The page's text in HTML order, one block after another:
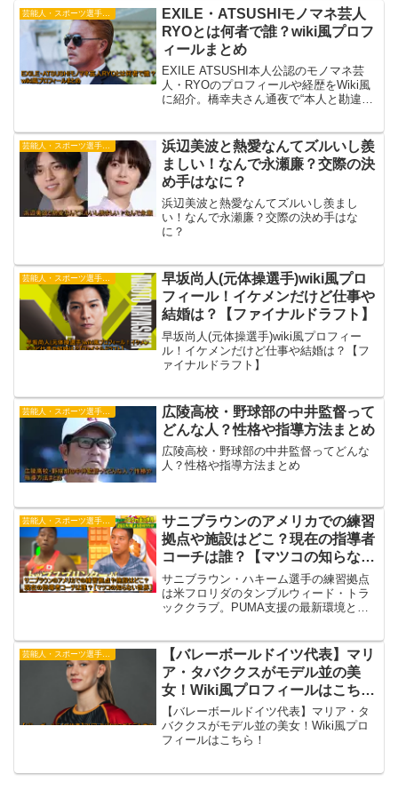
EXILE・ATSUSHIモノマネ芸人
RYOとは何者で誰？wiki風プロフ
ィールまとめ
EXILE ATSUSHI本人公認のモノマネ芸
人・RYOのプロフィールや経歴をWiki風
に紹介。橋幸夫さん通夜で“本人と勘違い
芸能人・スポーツ選手・有名人
浜辺美波と熱愛なんてズルいし羨
ましい！なんで永瀬廉？交際の決
め手はなに？
浜辺美波と熱愛なんてズルいし羨まし
い！なんで永瀬廉？交際の決め手はな
に？
芸能人・スポーツ選手・有名人
早坂尚人(元体操選手)wiki風プロ
フィール！イケメンだけど仕事や
結婚は？【ファイナルドラフト】
早坂尚人(元体操選手)wiki風プロフィー
ル！イケメンだけど仕事や結婚は？【フ
ァイナルドラフト】
広陵高校・野球部の中井監督って
どんな人？性格や指導方法まとめ
広陵高校・野球部の中井監督ってどんな
人？性格や指導方法まとめ
芸能人・スポーツ選手・有名人
サニブラウンのアメリカでの練習
拠点や施設はどこ？現在の指導者
コーチは誰？【マツコの知らない
世界】
サニブラウン・ハキーム選手の練習拠点
は米フロリダのタンブルウィード・トラ
ッククラブ。PUMA支援の最新環境とラ
ています。
【バレーボールドイツ代表】マリ
ア・タバククスがモデル並の美
女！Wiki風プロフィールはこち
ら！
【バレーボールドイツ代表】マリア・タ
バククスがモデル並の美女！Wiki風プロ
フィールはこちら！